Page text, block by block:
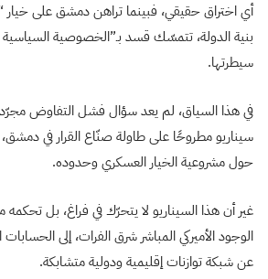
أي اختراق حقيقي، فبينما تراهن دمشق على
بنية الدولة، تتمسّك قسد بـ”الخصوصية
سيطرتها.
في هذا السياق، لم يعد سؤال فشل التفاوض
سيناريو مطروحًا على طاولة صنّاع القرار في
حول مشروعية الخيار العسكري وحدوده.
غير أن هذا السيناريو لا يتحرّك في فراغ، بل
الوجود الأميركي المباشر شرق الفرات، إلى الحسابات
عن شبكة توازنات إقليمية ودولية متشابكة.